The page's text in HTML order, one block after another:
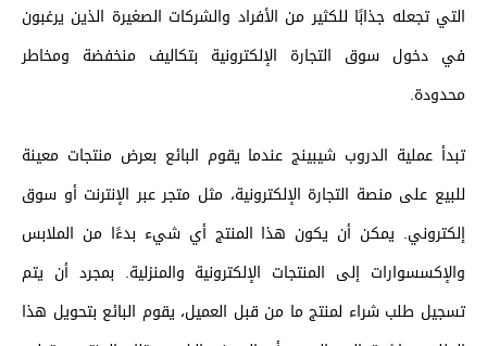
التي تجعله جذابًا للكثير من الأفراد والشركات الصغيرة الذين يرغبون
في دخول سوق التجارة الإلكترونية بتكاليف منخفضة ومخاطر
محدودة.
تبدأ عملية الدروب شيبينج عندما يقوم البائع بعرض منتجات معينة
للبيع على منصة التجارة الإلكترونية، مثل متجر عبر الإنترنت أو سوق
إلكتروني. يمكن أن يكون هذا المنتج أي شيء بدءًا من الملابس
والإكسسوارات إلى المنتجات الإلكترونية والمنزلية. بمجرد أن يتم
تسجيل طلب شراء لمنتج ما من قبل العميل، يقوم البائع بتحويل هذا